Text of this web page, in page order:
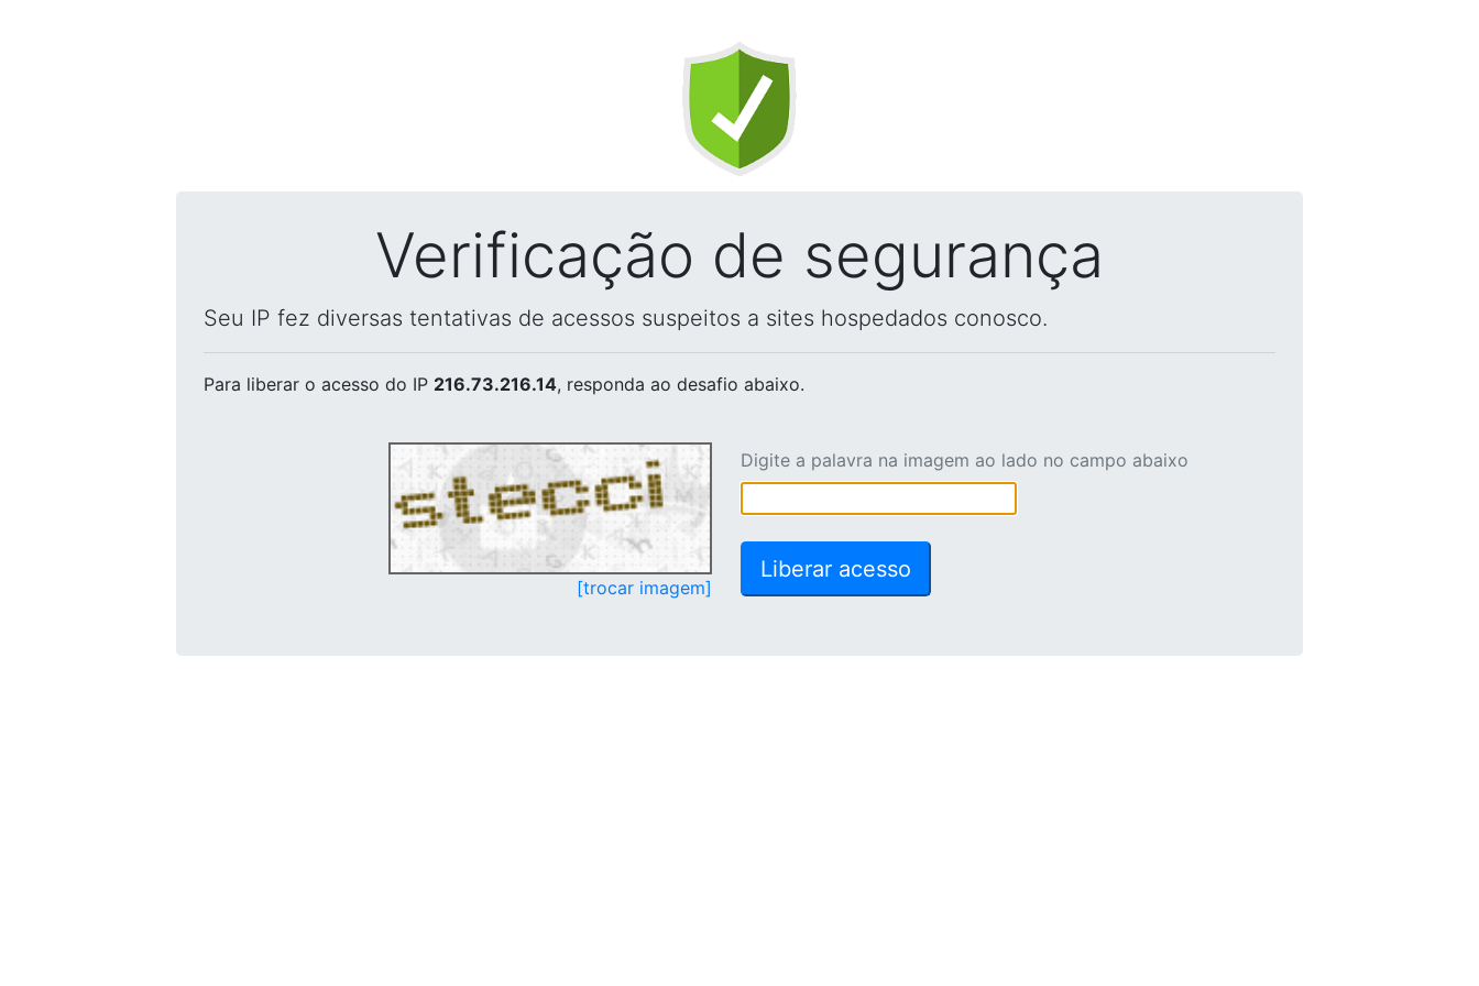
Verificação de segurança
Seu IP fez diversas tentativas de acessos suspeitos a sites hospedados conosco.
Para liberar o acesso do IP 216.73.216.14, responda ao desafio abaixo.
[trocar imagem]
Digite a palavra na imagem ao lado no campo abaixo